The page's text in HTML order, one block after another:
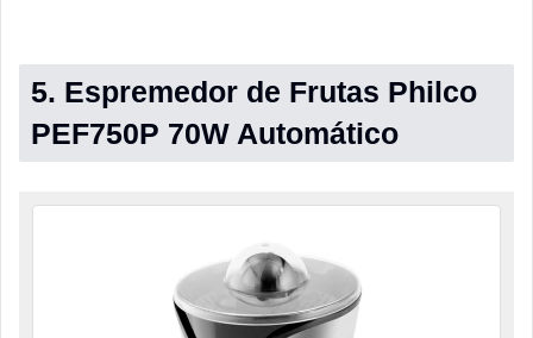
5. Espremedor de Frutas Philco
PEF750P 70W Automático